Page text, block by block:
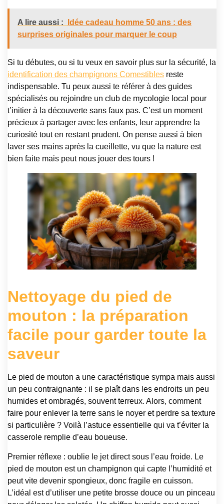
A lire aussi :
Idée cadeau homme 50 ans : des
surprises originales pour marquer le coup
Si tu débutes, ou si tu veux en savoir plus sur la sécurité, la
identification des champignons Comestibles reste
indispensable. Tu peux aussi te référer à des guides
spécialisés ou rejoindre un club de mycologie local pour
t’initier à la découverte sans faux pas. C’est un moment
précieux à partager avec les enfants, leur apprendre la
curiosité tout en restant prudent. On pense aussi à bien
laver ses mains après la cueillette, vu que la nature est
bien faite mais peut nous jouer des tours !
Nettoyage du pied de
mouton : la préparation
facile pour garder toute la
saveur
Le pied de mouton a une caractéristique sympa mais aussi
un peu contraignante : il se plaît dans les endroits un peu
humides et ombragés, souvent terreux. Alors, comment
faire pour enlever la terre sans le noyer et perdre sa texture
si particulière ? Voilà l’astuce essentielle qui va t’éviter la
casserole remplie d’eau boueuse.
Premier réflexe : oublie le jet direct sous l’eau froide. Le
pied de mouton est un champignon qui capte l’humidité et
peut vite devenir spongieux, donc fragile en cuisson.
L’idéal est d’utiliser une petite brosse douce ou un pinceau